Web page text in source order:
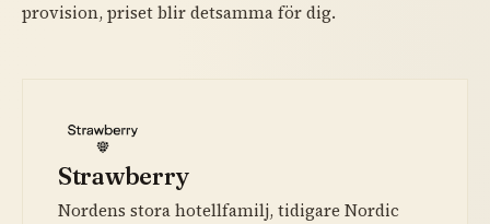
provision, priset blir detsamma för dig.
Strawberry
Nordens stora hotellfamilj, tidigare Nordic